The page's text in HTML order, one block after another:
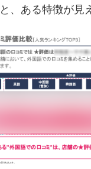
、ある特徴が見